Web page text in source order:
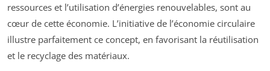
ressources et l’utilisation d’énergies renouvelables, sont au
cœur de cette économie. L’initiative de l’économie circulaire
illustre parfaitement ce concept, en favorisant la réutilisation
et le recyclage des matériaux.